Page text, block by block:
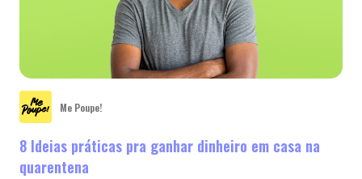
Me Poupe!
8 Ideias práticas pra ganhar dinheiro em casa na
quarentena